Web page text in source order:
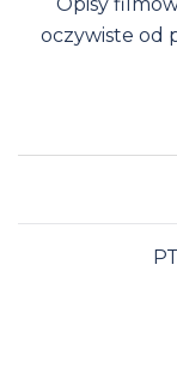
oczywiste od